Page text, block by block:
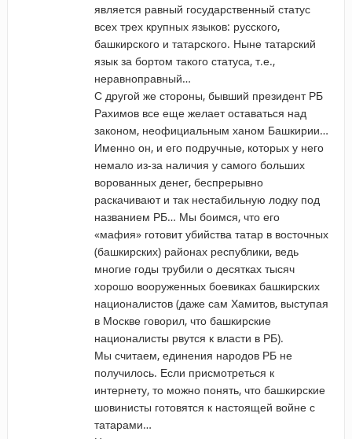
является равный государственный статус
всех трех крупных языков: русского,
башкирского и татарского. Ныне татарский
язык за бортом такого статуса, т.е.,
неравноправный…
С другой же стороны, бывший президент РБ
Рахимов все еще желает оставаться над
законом, неофициальным ханом Башкирии…
Именно он, и его подручные, которых у него
немало из-за наличия у самого больших
ворованных денег, беспрерывно
раскачивают и так нестабильную лодку под
названием РБ… Мы боимся, что его
«мафия» готовит убийства татар в восточных
(башкирских) районах республики, ведь
многие годы трубили о десятках тысяч
хорошо вооруженных боевиках башкирских
националистов (даже сам Хамитов, выступая
в Москве говорил, что башкирские
националисты рвутся к власти в РБ).
Мы считаем, единения народов РБ не
получилось. Если присмотреться к
интернету, то можно понять, что башкирские
шовинисты готовятся к настоящей войне с
татарами…